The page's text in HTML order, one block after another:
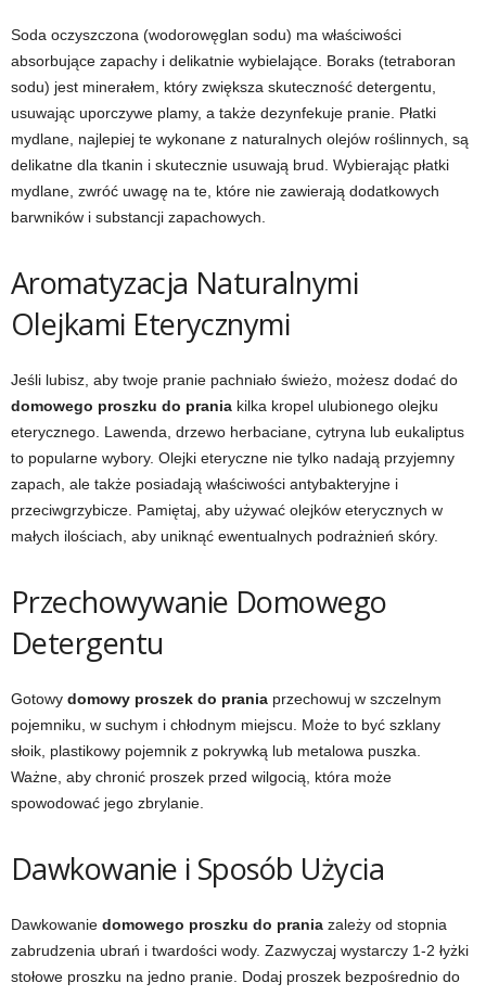
Soda oczyszczona (wodorowęglan sodu) ma właściwości
absorbujące zapachy i delikatnie wybielające. Boraks (tetraboran
sodu) jest minerałem, który zwiększa skuteczność detergentu,
usuwając uporczywe plamy, a także dezynfekuje pranie. Płatki
mydlane, najlepiej te wykonane z naturalnych olejów roślinnych, są
delikatne dla tkanin i skutecznie usuwają brud. Wybierając płatki
mydlane, zwróć uwagę na te, które nie zawierają dodatkowych
barwników i substancji zapachowych.
Aromatyzacja Naturalnymi
Olejkami Eterycznymi
Jeśli lubisz, aby twoje pranie pachniało świeżo, możesz dodać do
domowego proszku do prania kilka kropel ulubionego olejku
eterycznego. Lawenda, drzewo herbaciane, cytryna lub eukaliptus
to popularne wybory. Olejki eteryczne nie tylko nadają przyjemny
zapach, ale także posiadają właściwości antybakteryjne i
przeciwgrzybicze. Pamiętaj, aby używać olejków eterycznych w
małych ilościach, aby uniknąć ewentualnych podrażnień skóry.
Przechowywanie Domowego
Detergentu
Gotowy domowy proszek do prania przechowuj w szczelnym
pojemniku, w suchym i chłodnym miejscu. Może to być szklany
słoik, plastikowy pojemnik z pokrywką lub metalowa puszka.
Ważne, aby chronić proszek przed wilgocią, która może
spowodować jego zbrylanie.
Dawkowanie i Sposób Użycia
Dawkowanie domowego proszku do prania zależy od stopnia
zabrudzenia ubrań i twardości wody. Zazwyczaj wystarczy 1-2 łyżki
stołowe proszku na jedno pranie. Dodaj proszek bezpośrednio do